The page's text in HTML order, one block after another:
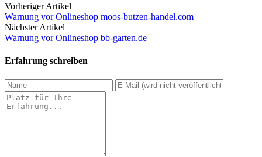
Vorheriger Artikel
Warnung vor Onlineshop moos-butzen-handel.com
Nächster Artikel
Warnung vor Onlineshop bb-garten.de
Erfahrung schreiben